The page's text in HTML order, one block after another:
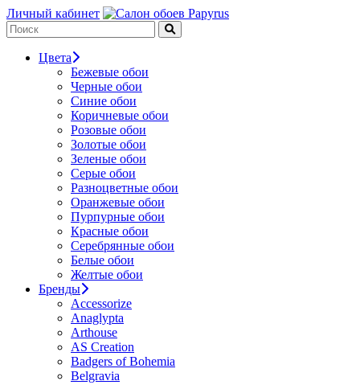
Личный кабинет
Цвета
Бежевые обои
Черные обои
Синие обои
Коричневые обои
Розовые обои
Золотые обои
Зеленые обои
Серые обои
Разноцветные обои
Оранжевые обои
Пурпурные обои
Красные обои
Серебрянные обои
Белые обои
Желтые обои
Бренды
Accessorize
Anaglypta
Arthouse
AS Creation
Badgers of Bohemia
Belgravia